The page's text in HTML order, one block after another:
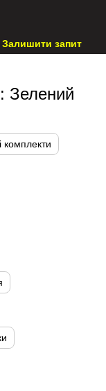
Залишити запит
Зелений
комплекти